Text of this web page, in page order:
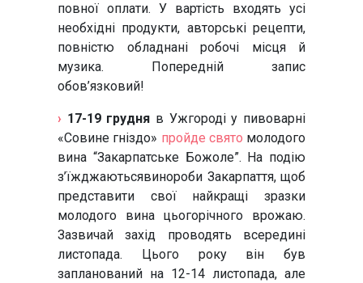
повної оплати. У вартість входять усі
необхідні продукти, авторські рецепти,
повністю обладнані робочі місця й
музика. Попередній запис
обов’язковий!
› 17-19 грудня в Ужгороді у пивоварні
«Совине гніздо» пройде свято молодого
вина “Закарпатське Божоле”. На подію
з’їжджаютьсявинороби Закарпаття, щоб
представити свої найкращі зразки
молодого вина цьогорічного врожаю.
Зазвичай захід проводять всередині
листопада. Цього року він був
запланований на 12-14 листопада, але